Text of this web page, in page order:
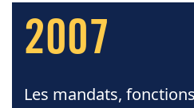
2007
Les mandats,